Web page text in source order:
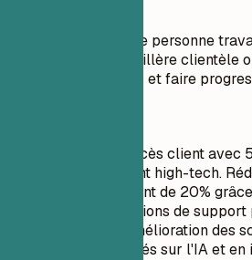
Objectif : Je suis une personne
d'un poste de Conseillère clientèle
de nouvelles choses et faire
Gestionnaire de succès client avec
dans le service client high-tech.
désabonnement client de 20%
proactif et des solutions de
conduisant à une amélioration des
Expert en outils basés sur l'IA et